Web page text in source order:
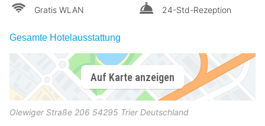
Gratis WLAN
24-Std-Rezeption
Gesamte Hotelausstattung
Auf Karte anzeigen
Olewiger Straße 206 54295 Trier Deutschland